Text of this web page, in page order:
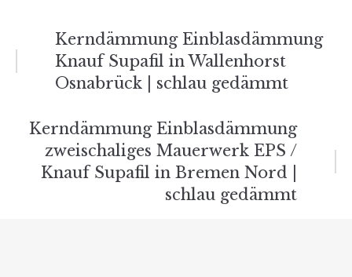
Beitrags-
Navigation
Kerndämmung Einblasdämmung
Knauf Supafil in Wallenhorst
Osnabrück | schlau gedämmt
Kerndämmung Einblasdämmung
zweischaliges Mauerwerk EPS /
Knauf Supafil in Bremen Nord |
schlau gedämmt